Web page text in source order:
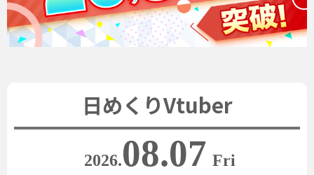
日めくりVtuber
2026.08.07 Fri